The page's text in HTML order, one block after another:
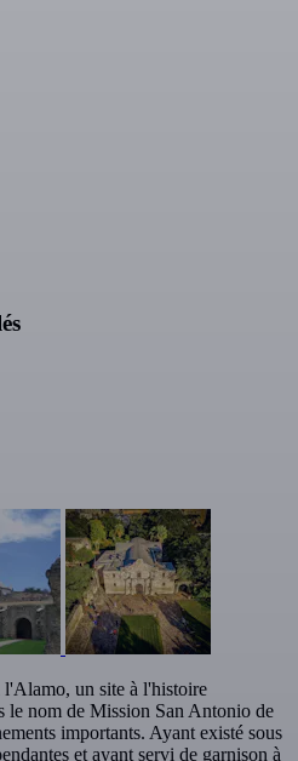
un site à l'histoire
le nom de Mission San Antonio de
importants. Ayant existé sous
et ayant servi de garnison à